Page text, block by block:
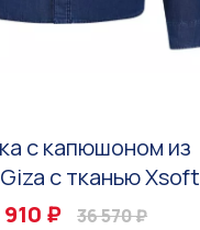
с капюшоном из
с тканью Xsoft
910 ₽
36 570 ₽